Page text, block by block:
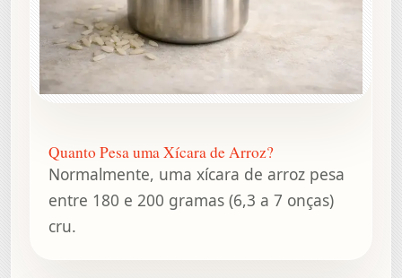
Quanto Pesa uma Xícara de Arroz?
Normalmente, uma xícara de arroz pesa
entre 180 e 200 gramas (6,3 a 7 onças)
cru.